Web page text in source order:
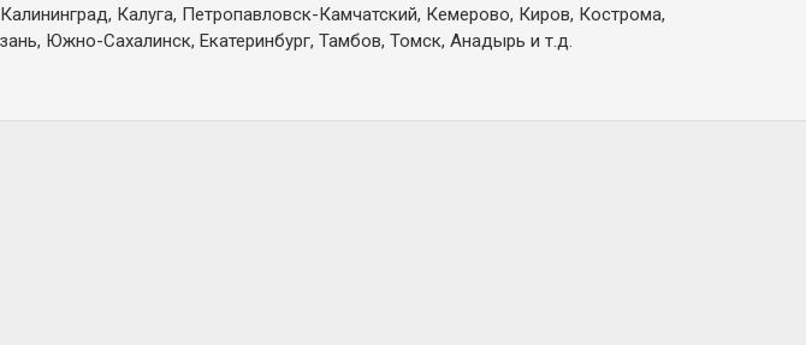
Калуга, Петропавловск-Камчатский, Кемерово, Киров, Кострома,
Южно-Сахалинск, Екатеринбург, Тамбов, Томск, Анадырь и т.д.